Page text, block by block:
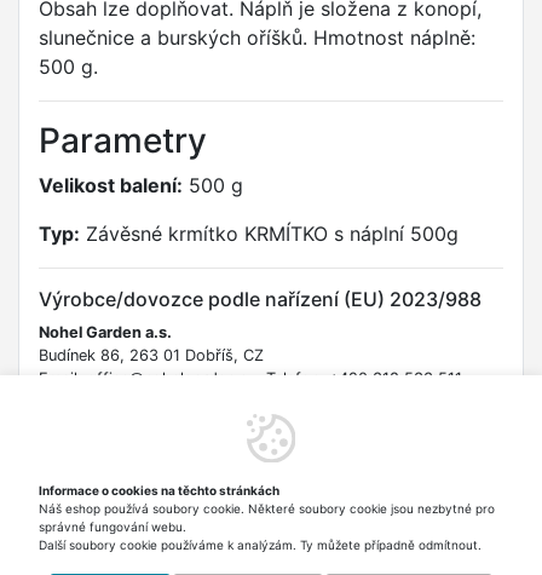
Obsah lze doplňovat. Náplň je složena z konopí,
slunečnice a burských oříšků. Hmotnost náplně:
500 g.
Parametry
Velikost balení: 500 g
Typ: Závěsné krmítko KRMÍTKO s náplní 500g
Výrobce/dovozce podle nařízení (EU) 2023/988
Nohel Garden a.s.
Budínek 86, 263 01 Dobříš, CZ
Email: office@nohelgarden.cz Telefon: +420 318 533 511
Bezpečnostní informace
Uchovávejte mimo dosah malých dětí. Nepoužívejte, pokud je
obal poškozen. Produkt je určen pro krmení volně žijícího
ptactva.
Informace o cookies na těchto stránkách
Náš eshop používá soubory cookie. Některé soubory cookie jsou nezbytné pro
správné fungování webu.
Další soubory cookie používáme k analýzám. Ty můžete případně odmítnout.